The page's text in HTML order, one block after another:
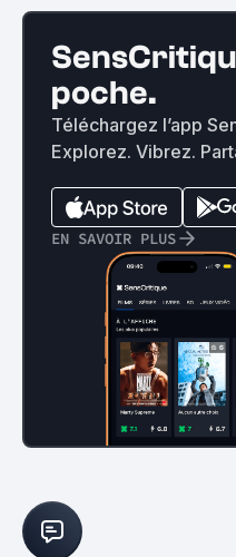
poche.
Téléchargez l’app
Explorez. Vibrez.
EN SAVOIR PLUS